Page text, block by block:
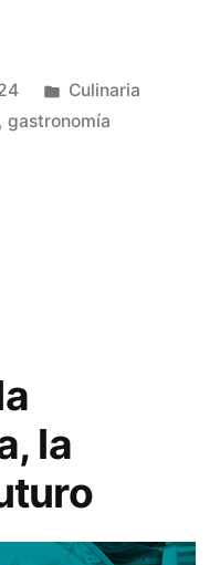
Publicado
em
Culinaria
, gastronomía
la